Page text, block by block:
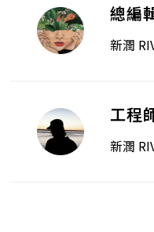
總編
新潤
工程
新潤